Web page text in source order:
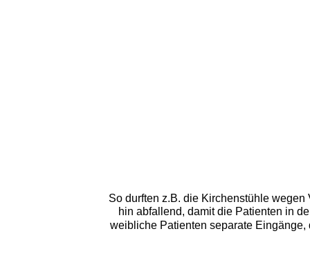
So durften z.B. die Kirchenstühle
hin abfallend, damit die Patienten in
weibliche Patienten separate